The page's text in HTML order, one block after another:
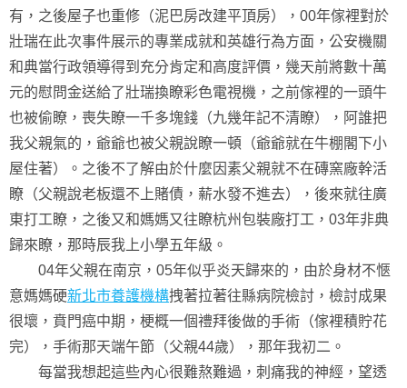
有，之後屋子也重修（泥巴房改建平頂房），00年傢裡對於
壯瑞在此次事件展示的專業成就和英雄行為方面，公安機關
和典當行政領導得到充分肯定和高度評價，幾天前將數十萬
元的慰問金送給了壯瑞換瞭彩色電視機，之前傢裡的一頭牛
也被偷瞭，喪失瞭一千多塊錢（九幾年記不清瞭），阿誰把
我父親氣的，爺爺也被父親說瞭一頓（爺爺就在牛棚閣下小
屋住著）。之後不了解由於什麼因素父親就不在磚窯廠幹活
瞭（父親說老板還不上賭債，薪水發不進去），後來就往廣
東打工瞭，之後又和媽媽又往瞭杭州包裝廠打工，03年非典
歸來瞭，那時辰我上小學五年級。
04年父親在南京，05年似乎炎天歸來的，由於身材不愜
意媽媽硬新北市養護機構拽著拉著往縣病院檢討，檢討成果
很壞，賁門癌中期，梗概一個禮拜後做的手術（傢裡積貯花
完），手術那天端午節（父親44歲），那年我初二。
每當我想起這些內心很難熬難過，刺痛我的神經，望透